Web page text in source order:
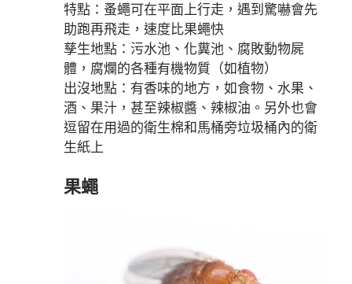
特點：蚤蠅可在平面上行走，遇到驚嚇會先
助跑再飛走，速度比果蠅快
孳生地點：污水池、化糞池、腐敗動物屍
體，腐爛的各種有機物質（如植物）
出沒地點：有香味的地方，如食物、水果、
酒、果汁，甚至辣椒醬、辣椒油。另外也會
逗留在用過的衛生棉和馬桶旁垃圾桶內的衛
生紙上
果蠅